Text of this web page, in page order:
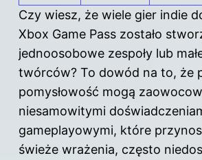
Czy wiesz, że wiele gier indie
Xbox Game Pass zostało
jednoosobowe zespoły lub
twórców? To dowód na to, że
pomysłowość mogą
niesamowitymi
gameplayowymi, które
świeże wrażenia, często